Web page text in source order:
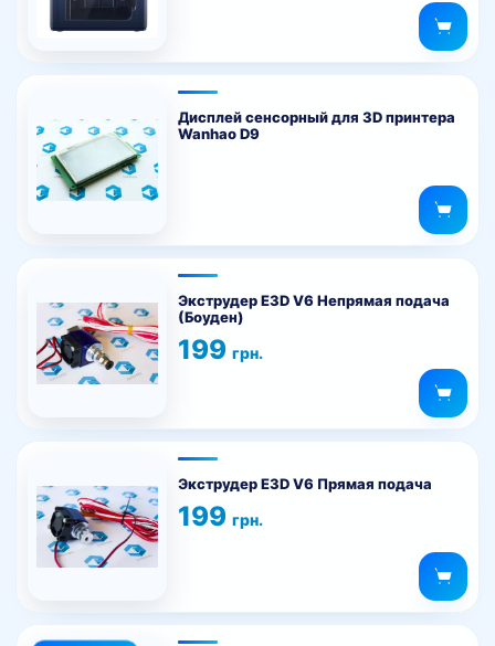
Дисплей сенсорный для 3D принтера
Wanhao D9
Экструдер E3D V6 Непрямая подача
(Боуден)
199 грн.
товар
имеет
несколько
вариаций.
странице
товара.
Экструдер E3D V6 Прямая подача
199 грн.
товар
имеет
несколько
вариаций.
выбрать